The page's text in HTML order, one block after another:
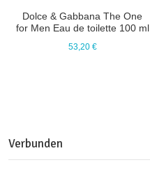
Verbunden
Dolce & Gabbana The One
for Men Eau de toilette 100 ml
53,20 €